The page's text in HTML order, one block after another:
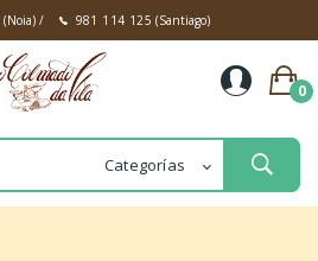
(Noia)/ 981 114 125 (Santiago)
0